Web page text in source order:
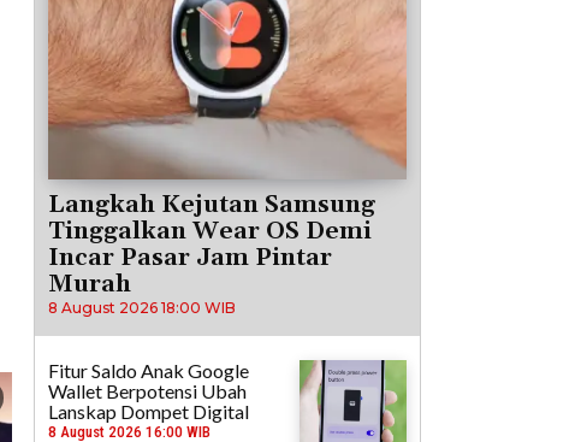
Langkah Kejutan Samsung
Tinggalkan Wear OS Demi
Incar Pasar Jam Pintar
Murah
8 August 2026 18:00 WIB
Fitur Saldo Anak Google
Wallet Berpotensi Ubah
Lanskap Dompet Digital
8 August 2026 16:00 WIB